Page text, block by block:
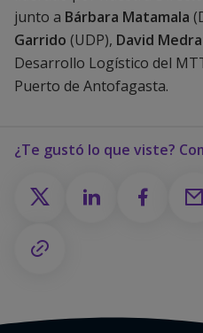
junto a Bárbara Matamala
Garrido (UDP), David
Desarrollo Logístico del
Puerto de Antofagasta.
¿Te gustó lo que viste?